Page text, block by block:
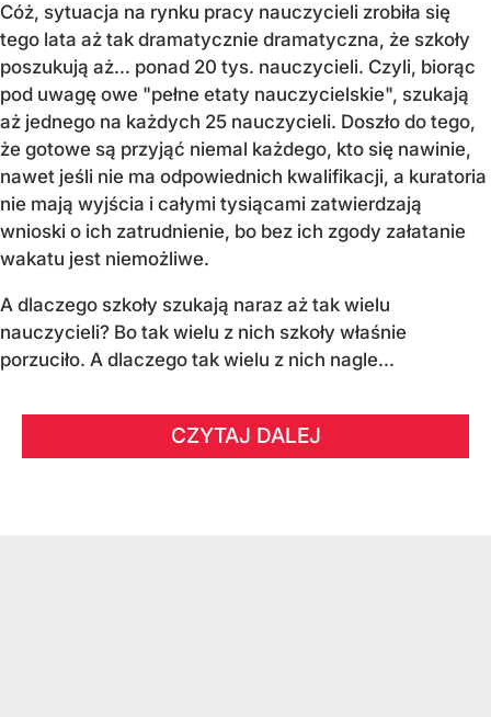
Cóż, sytuacja na rynku pracy nauczycieli zrobiła się
tego lata aż tak dramatycznie dramatyczna, że szkoły
poszukują aż… ponad 20 tys. nauczycieli. Czyli, biorąc
pod uwagę owe "pełne etaty nauczycielskie", szukają
aż jednego na każdych 25 nauczycieli. Doszło do tego,
że gotowe są przyjąć niemal każdego, kto się nawinie,
nawet jeśli nie ma odpowiednich kwalifikacji, a kuratoria
nie mają wyjścia i całymi tysiącami zatwierdzają
wnioski o ich zatrudnienie, bo bez ich zgody załatanie
wakatu jest niemożliwe.
A dlaczego szkoły szukają naraz aż tak wielu
nauczycieli? Bo tak wielu z nich szkoły właśnie
porzuciło. A dlaczego tak wielu z nich nagle...
CZYTAJ DALEJ